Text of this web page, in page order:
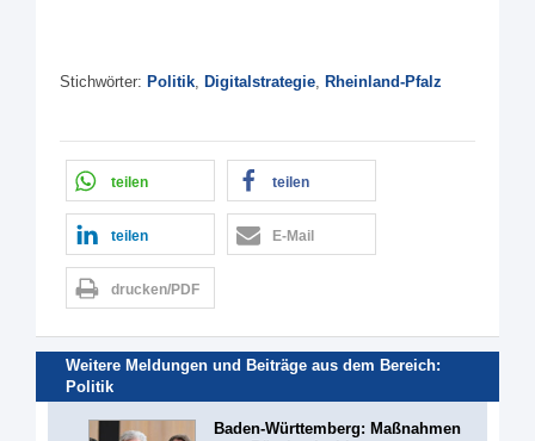
Stichwörter: Politik Digitalstrategie Rheinland-Pfalz
teilen teilen
teilen E-Mail
drucken/PDF
Weitere Meldungen und Beiträge aus dem Bereich:
Politik
Baden-Württemberg: Maßnahmen